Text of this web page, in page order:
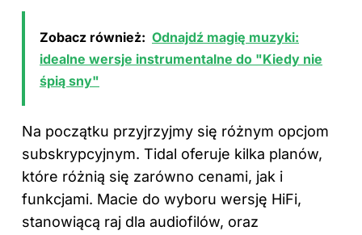
Zobacz również: Odnajdź magię muzyki:
idealne wersje instrumentalne do "Kiedy nie
śpią sny"
Na początku przyjrzyjmy się różnym opcjom
subskrypcyjnym. Tidal oferuje kilka planów,
które różnią się zarówno cenami, jak i
funkcjami. Macie do wyboru wersję HiFi,
stanowiącą raj dla audiofilów, oraz